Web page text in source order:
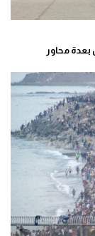
محاور